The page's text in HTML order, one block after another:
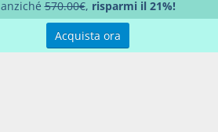
anziché570.00€, risparmi il 21%!
Acquista ora